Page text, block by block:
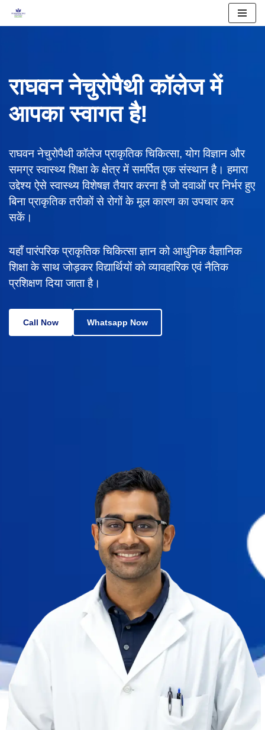
राघवन नेचुरोपैथी कॉलेज में
आपका स्वागत है!
राघवन नेचुरोपैथी कॉलेज प्राकृतिक चिकित्सा, योग विज्ञान और
समग्र स्वास्थ्य शिक्षा के क्षेत्र में समर्पित एक संस्थान है। हमारा
उद्देश्य ऐसे स्वास्थ्य विशेषज्ञ तैयार करना है जो दवाओं पर निर्भर हुए
बिना प्राकृतिक तरीकों से रोगों के मूल कारण का उपचार कर
सकें।
यहाँ पारंपरिक प्राकृतिक चिकित्सा ज्ञान को आधुनिक वैज्ञानिक
शिक्षा के साथ जोड़कर विद्यार्थियों को व्यावहारिक एवं नैतिक
प्रशिक्षण दिया जाता है।
Call Now Whatsapp Now